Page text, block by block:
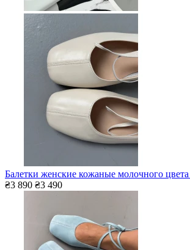
Балетки женские кожаные молочного цвета
₴3 890 ₴3 490